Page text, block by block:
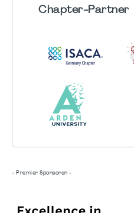
Chapter-Partner
- Premier Sponsoren -